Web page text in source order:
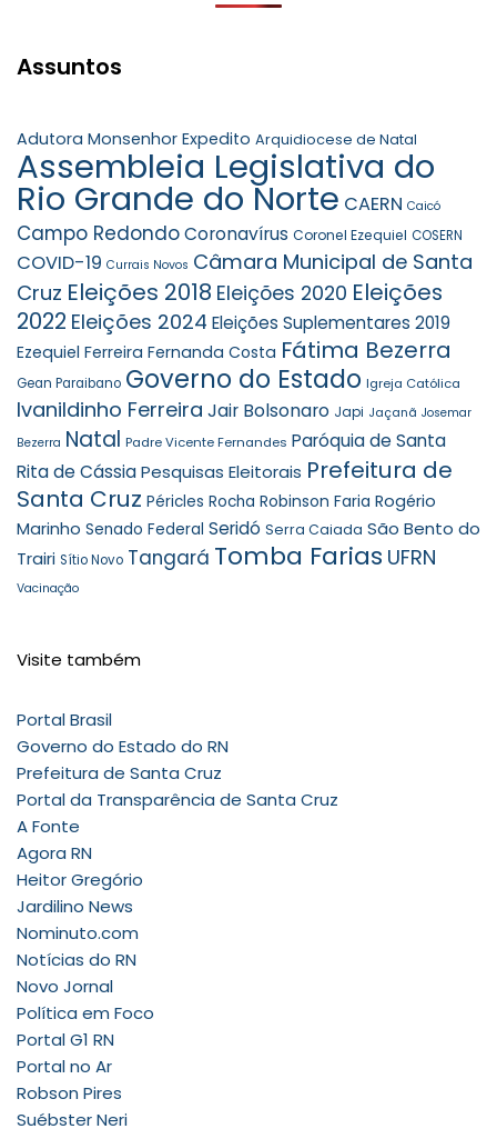
Assuntos
Adutora Monsenhor Expedito Arquidiocese de Natal
Assembleia Legislativa do
Rio Grande do Norte CAERN Caicó
Campo RedondoCoronavírus Coronel Ezequiel COSERN
COVID-19 Currais Novos Câmara Municipal de Santa
Cruz Eleições 2018 Eleições 2020 Eleições
2022 Eleições 2024 Eleições Suplementares 2019
Ezequiel Ferreira Fernanda Costa Fátima Bezerra
Gean Paraibano Governo do Estado Igreja Católica
Ivanildinho Ferreira Jair Bolsonaro Japi Jaçanã Josemar
Bezerra Natal Padre Vicente Fernandes Paróquia de Santa
Rita de CássiaPesquisas Eleitorais Prefeitura de
Santa Cruz Péricles Rocha Robinson Faria Rogério
Marinho Senado Federal Seridó Serra Caiada São Bento do
Trairi Sítio Novo Tangará Tomba Farias UFRN
Vacinação
Visite também
Portal Brasil
Governo do Estado do RN
Prefeitura de Santa Cruz
Portal da Transparência de Santa Cruz
A Fonte
Agora RN
Heitor Gregório
Jardilino News
Nominuto.com
Notícias do RN
Novo Jornal
Política em Foco
Portal G1 RN
Portal no Ar
Robson Pires
Suébster Neri